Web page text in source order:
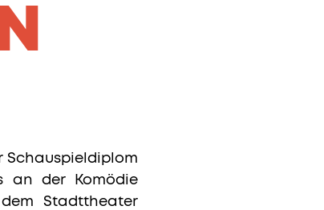
Schauspieldiplom
an der Komödie
Stadttheater